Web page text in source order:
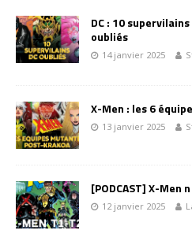
DC : 10
oubliés
14 janvier 2025
X-Men : les 6
13 janvier 2025
[PODCAST] X-Men
12 janvier 2025